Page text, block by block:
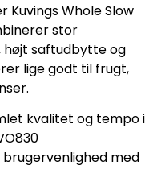
Kuvings Whole Slow
stor
højt saftudbytte og
lige godt til frugt,
kvalitet og tempo i
brugervenlighed med